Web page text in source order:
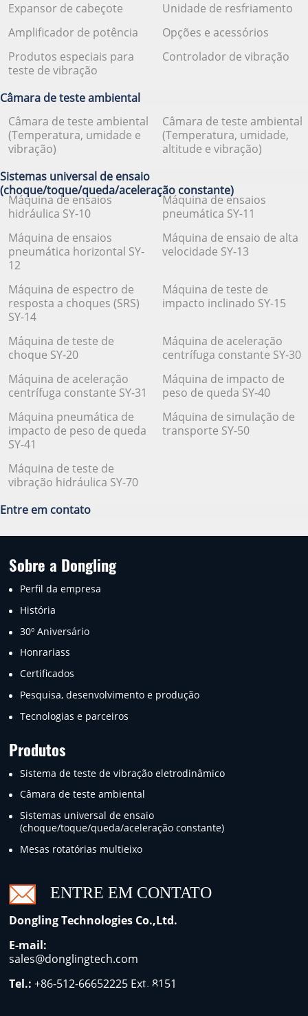
Expansor de cabeçote
Unidade de resfriamento
Amplificador de potência
Opções e acessórios
Produtos especiais para
teste de vibração
Controlador de vibração
Câmara de teste ambiental
Câmara de teste ambiental
(Temperatura, umidade e
vibração)
Câmara de teste ambiental
(Temperatura, umidade,
altitude e vibração)
Sistemas universal de ensaio
(choque/toque/queda/aceleração constante)
Máquina de ensaios
hidráulica SY-10
Máquina de ensaios
pneumática SY-11
Máquina de ensaios
pneumática horizontal SY-
12
Máquina de ensaio de alta
velocidade SY-13
Máquina de espectro de
resposta a choques (SRS)
SY-14
Máquina de teste de
impacto inclinado SY-15
Máquina de teste de
choque SY-20
Máquina de aceleração
centrífuga constante SY-30
Máquina de aceleração
centrífuga constante SY-31
Máquina de impacto de
peso de queda SY-40
Máquina pneumática de
impacto de peso de queda
SY-41
Máquina de simulação de
transporte SY-50
Máquina de teste de
vibração hidráulica SY-70
Entre em contato
Sobre a Dongling
Perfil da empresa
História
30º Aniversário
Honrariass
Certificados
Pesquisa, desenvolvimento e produção
Tecnologias e parceiros
Produtos
Sistema de teste de vibração eletrodinâmico
Câmara de teste ambiental
Sistemas universal de ensaio
(choque/toque/queda/aceleração constante)
Mesas rotatórias multieixo
ENTRE EM CONTATO
Dongling Technologies Co.,Ltd.
E-mail:
sales@donglingtech.com
Tel.:+86-512-66652225 Ext. 8151